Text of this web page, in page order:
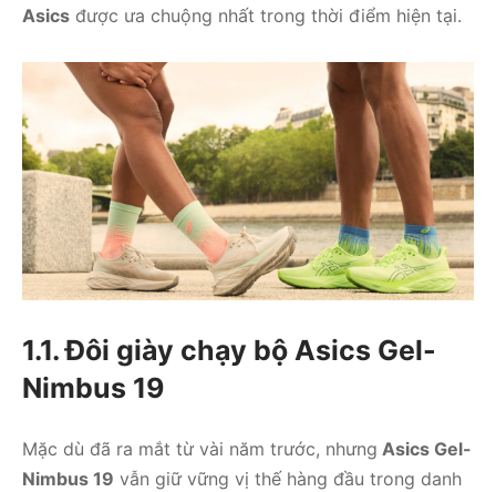
Asics được ưa chuộng nhất trong thời điểm hiện tại.
1.1. Đôi giày chạy bộ Asics Gel-
Nimbus 19
Mặc dù đã ra mắt từ vài năm trước, nhưng Asics Gel-
Nimbus 19 vẫn giữ vững vị thế hàng đầu trong danh